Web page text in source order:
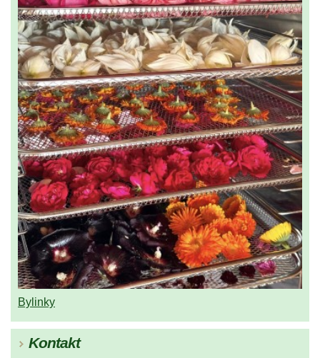
Bylinky
Kontakt